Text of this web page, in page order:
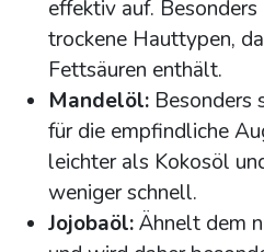
effektiv auf.
trockene Hauttypen,
Fettsäuren enthält.
Mandelöl: Besonders
für die empfindliche
leichter als Kokosöl
weniger schnell.
Jojobaöl:Ähnelt dem